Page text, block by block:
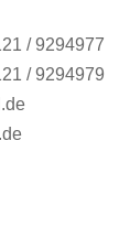
/ 9294977
/ 9294979